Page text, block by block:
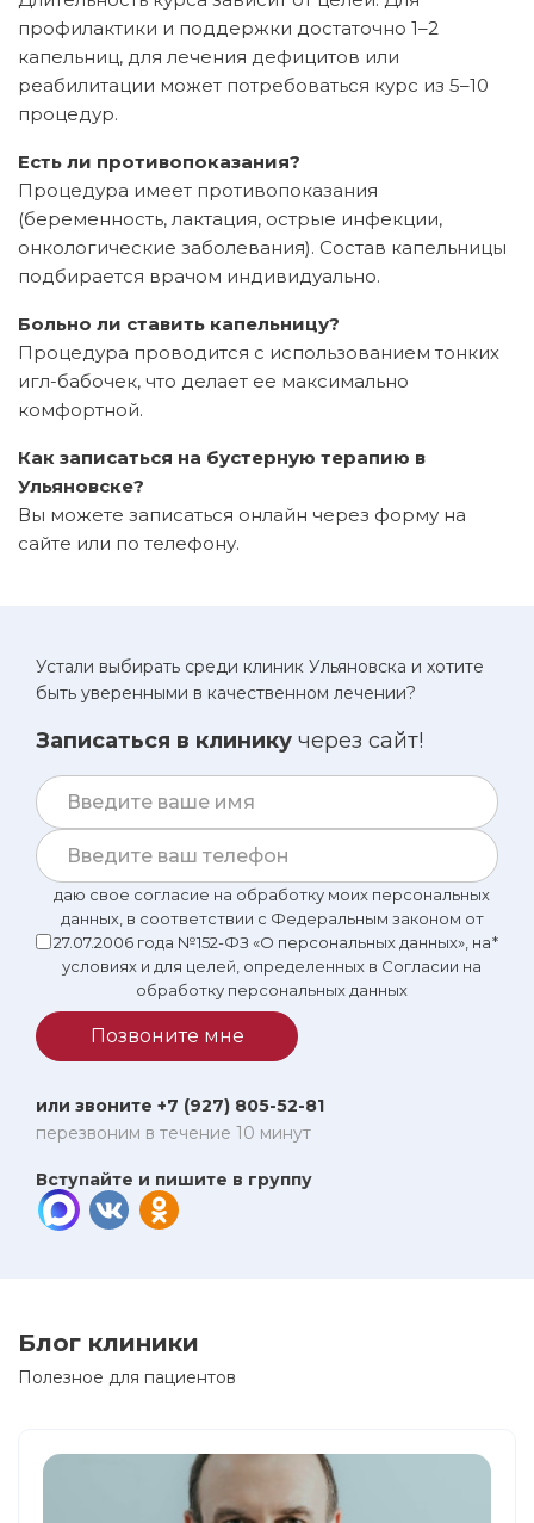
профилактики и поддержки достаточно 1–2
капельниц, для лечения дефицитов или
реабилитации может потребоваться курс из 5–10
процедур.
Есть ли противопоказания?
Процедура имеет противопоказания
(беременность, лактация, острые инфекции,
онкологические заболевания). Состав капельницы
подбирается врачом индивидуально.
Больно ли ставить капельницу?
Процедура проводится с использованием тонких
игл-бабочек, что делает ее максимально
комфортной.
Как записаться на бустерную терапию в
Ульяновске?
Вы можете записаться онлайн через форму на
сайте или по телефону.
Устали выбирать среди клиник Ульяновска и хотите
быть уверенными в качественном лечении?
Записаться в клинику через сайт!
даю свое согласие на обработку моих персональных
данных, в соответствии с Федеральным законом от
27.07.2006 года №152-ФЗ «О персональных данных», на
условиях и для целей, определенных в Согласии на
обработку персональных данных
*
Позвоните мне
или звоните +7 (927) 805-52-81
перезвоним в течение 10 минут
Вступайте и пишите в группу
Блог клиники
Полезное для пациентов